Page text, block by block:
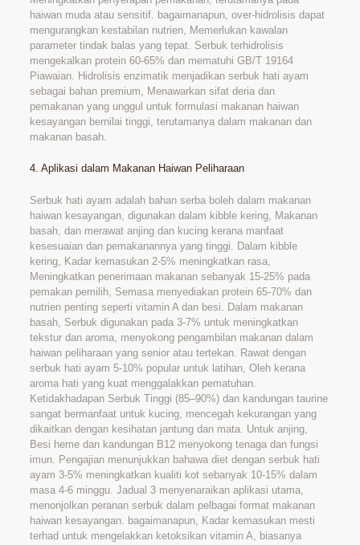
haiwan muda atau sensitif. bagaimanapun, over-hidrolisis dapat
mengurangkan kestabilan nutrien, Memerlukan kawalan
parameter tindak balas yang tepat. Serbuk terhidrolisis
mengekalkan protein 60-65% dan mematuhi GB/T 19164
Piawaian. Hidrolisis enzimatik menjadikan serbuk hati ayam
sebagai bahan premium, Menawarkan sifat deria dan
pemakanan yang unggul untuk formulasi makanan haiwan
kesayangan bernilai tinggi, terutamanya dalam makanan dan
makanan basah.
4. Aplikasi dalam Makanan Haiwan Peliharaan
Serbuk hati ayam adalah bahan serba boleh dalam makanan
haiwan kesayangan, digunakan dalam kibble kering, Makanan
basah, dan merawat anjing dan kucing kerana manfaat
kesesuaian dan pemakanannya yang tinggi. Dalam kibble
kering, Kadar kemasukan 2-5% meningkatkan rasa,
Meningkatkan penerimaan makanan sebanyak 15-25% pada
pemakan pemilih, Semasa menyediakan protein 65-70% dan
nutrien penting seperti vitamin A dan besi. Dalam makanan
basah, Serbuk digunakan pada 3-7% untuk meningkatkan
tekstur dan aroma, menyokong pengambilan makanan dalam
haiwan peliharaan yang senior atau tertekan. Rawat dengan
serbuk hati ayam 5-10% popular untuk latihan, Oleh kerana
aroma hati yang kuat menggalakkan pematuhan.
Ketidakhadapan Serbuk Tinggi (85–90%) dan kandungan taurine
sangat bermanfaat untuk kucing, mencegah kekurangan yang
dikaitkan dengan kesihatan jantung dan mata. Untuk anjing,
Besi heme dan kandungan B12 menyokong tenaga dan fungsi
imun. Pengajian menunjukkan bahawa diet dengan serbuk hati
ayam 3-5% meningkatkan kualiti kot sebanyak 10-15% dalam
masa 4-6 minggu. Jadual 3 menyenaraikan aplikasi utama,
menonjolkan peranan serbuk dalam pelbagai format makanan
haiwan kesayangan. bagaimanapun, Kadar kemasukan mesti
terhad untuk mengelakkan ketoksikan vitamin A, biasanya